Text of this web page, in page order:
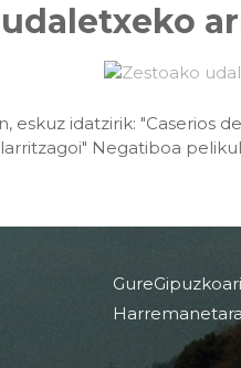
eskuz idatzirik: "Caserios
Negatiboa